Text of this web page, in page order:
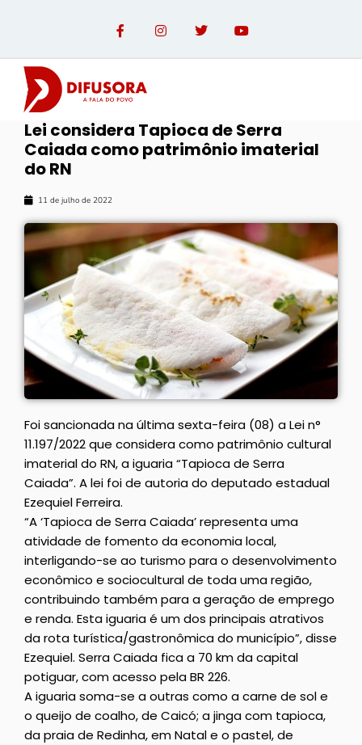
Lei considera Tapioca de Serra
Caiada como patrimônio imaterial
do RN
11 de julho de 2022
Foi sancionada na última sexta-feira (08) a Lei n°
11.197/2022 que considera como patrimônio cultural
imaterial do RN, a iguaria “Tapioca de Serra
Caiada”. A lei foi de autoria do deputado estadual
Ezequiel Ferreira.
“A ‘Tapioca de Serra Caiada’ representa uma
atividade de fomento da economia local,
interligando-se ao turismo para o desenvolvimento
econômico e sociocultural de toda uma região,
contribuindo também para a geração de emprego
e renda. Esta iguaria é um dos principais atrativos
da rota turística/gastronômica do município”, disse
Ezequiel. Serra Caiada fica a 70 km da capital
potiguar, com acesso pela BR 226.
A iguaria soma-se a outras como a carne de sol e
o queijo de coalho, de Caicó; a jinga com tapioca,
da praia de Redinha, em Natal e o pastel, de